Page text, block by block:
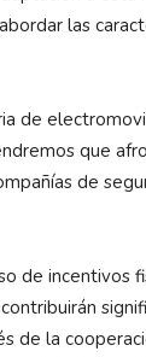
las
de
que
de
de incentivos
de la